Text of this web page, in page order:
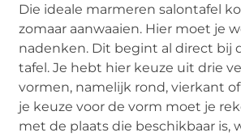
Die ideale marmeren salontafel
zomaar aanwaaien. Hier moet je
nadenken. Dit begint al direct bij
tafel. Je hebt hier keuze uit drie
vormen, namelijk rond, vierkant
je keuze voor de vorm moet je
met de plaats die beschikbaar is,